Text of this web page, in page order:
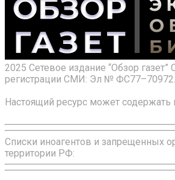
2025 Сетевое издание “Обзор газет”
регистрации СМИ: Эл № ФС77–70972.
Настоящий ресурс может содержать
Списки иноагентов и запрещенных
территории РФ: